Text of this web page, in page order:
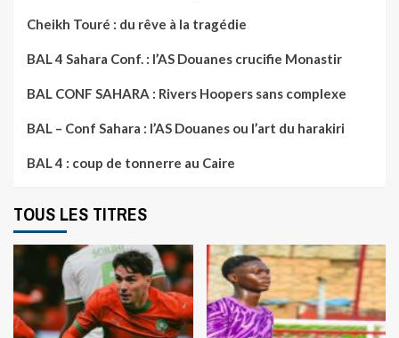
Cheikh Touré : du rêve à la tragédie
BAL 4 Sahara Conf. : l’AS Douanes crucifie Monastir
BAL CONF SAHARA : Rivers Hoopers sans complexe
BAL – Conf Sahara : l’AS Douanes ou l’art du harakiri
BAL 4 : coup de tonnerre au Caire
TOUS LES TITRES